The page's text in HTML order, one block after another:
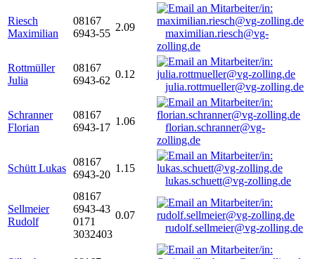
Riesch
Maximilian
08167
6943-55
2.09
maximilian.riesch@vg-
zolling.de
Rottmüller
Julia
08167
6943-62
0.12
julia.rottmueller@vg-zolling.de
Schranner
Florian
08167
6943-17
1.06
florian.schranner@vg-
zolling.de
Schütt Lukas
08167
6943-20
1.15
lukas.schuett@vg-zolling.de
Sellmeier
Rudolf
08167
6943-43
0171
3032403
0.07
rudolf.sellmeier@vg-zolling.de